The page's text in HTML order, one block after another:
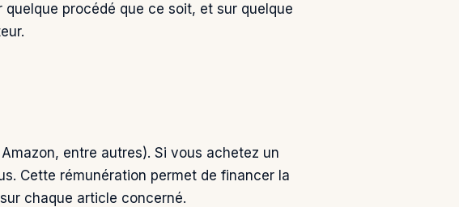
procédé que ce soit, et sur quelque
entre autres). Si vous achetez un
Cette rémunération permet de financer la
chaque article concerné.